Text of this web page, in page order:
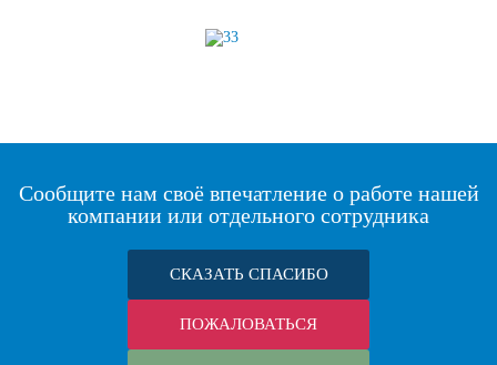
Сообщите нам своё впечатление о работе нашей
компании или отдельного сотрудника
СКАЗАТЬ СПАСИБО
ПОЖАЛОВАТЬСЯ